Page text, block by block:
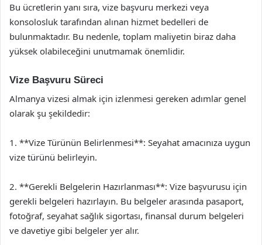
Bu ücretlerin yanı sıra, vize başvuru merkezi veya
konsolosluk tarafından alınan hizmet bedelleri de
bulunmaktadır. Bu nedenle, toplam maliyetin biraz daha
yüksek olabileceğini unutmamak önemlidir.
Vize Başvuru Süreci
Almanya vizesi almak için izlenmesi gereken adımlar genel
olarak şu şekildedir:
1. **Vize Türünün Belirlenmesi**: Seyahat amacınıza uygun
vize türünü belirleyin.
2. **Gerekli Belgelerin Hazırlanması**: Vize başvurusu için
gerekli belgeleri hazırlayın. Bu belgeler arasında pasaport,
fotoğraf, seyahat sağlık sigortası, finansal durum belgeleri
ve davetiye gibi belgeler yer alır.